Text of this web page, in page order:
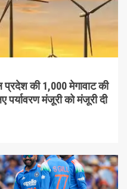
की 1,000 मेगावाट की
पर्यावरण मंजूरी को मंजूरी दी